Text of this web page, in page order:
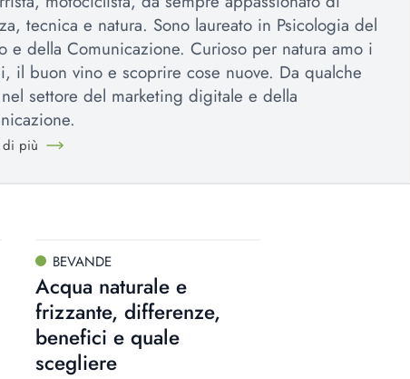
tecnica e natura. Sono laureato in Psicologia del
e della Comunicazione. Curioso per natura amo i
il buon vino e scoprire cose nuove. Da qualche
settore del marketing digitale e della
di più
BEVANDE
Acqua naturale e
frizzante, differenze,
benefici e quale
scegliere